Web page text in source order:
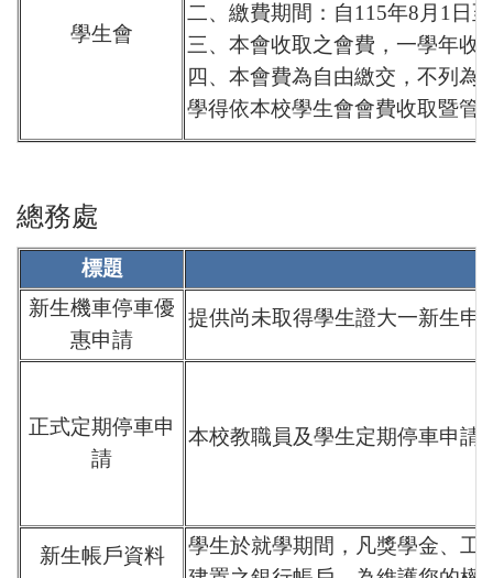
學生會
二、繳費期間：自115年8月1日
三、本會收取之會費，一學年
四、本會費為自由繳交，不列為
學得依本校學生會會費收取暨管
總務處
標題
新生機車停車優
惠申請
提供尚未取得學生證大一新生申
正式定期停車申
請
本校教職員及學生定期停車申請
新生帳戶資料
學生於就學期間，凡獎學金、工